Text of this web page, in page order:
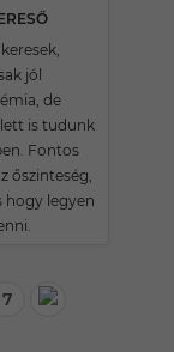
jól
de
is tudunk
Fontos
őszinteség,
hogy legyen
7